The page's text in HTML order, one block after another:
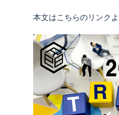
本文はこちらのリンク